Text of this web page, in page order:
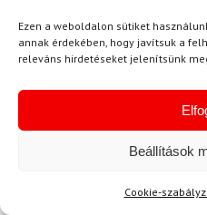
Ezen a weboldalon sütiket
annak érdekében, hogy javítsuk a
releváns hirdetéseket jelenítsünk
Beállítások
Cookie-
dolgom.
2025.05.07.
A kiszállítás gyors
Csak pozitívan